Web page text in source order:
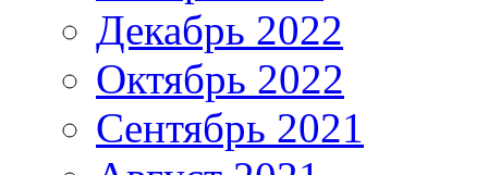
Декабрь 2022
Октябрь 2022
Сентябрь 2021